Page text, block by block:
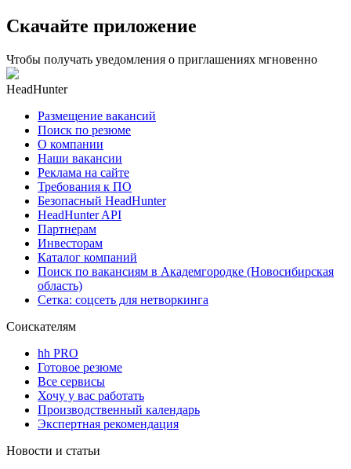
Скачайте приложение
Чтобы получать уведомления о приглашениях мгновенно
HeadHunter
Размещение вакансий
Поиск по резюме
О компании
Наши вакансии
Реклама на сайте
Требования к ПО
Безопасный HeadHunter
HeadHunter API
Партнерам
Инвесторам
Каталог компаний
Поиск по вакансиям в Академгородке (Новосибирская
область)
Сетка: соцсеть для нетворкинга
Соискателям
hh PRO
Готовое резюме
Все сервисы
Хочу у вас работать
Производственный календарь
Экспертная рекомендация
Новости и статьи